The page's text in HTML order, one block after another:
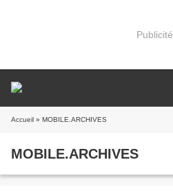
Publicité
Accueil » MOBILE.ARCHIVES
MOBILE.ARCHIVES